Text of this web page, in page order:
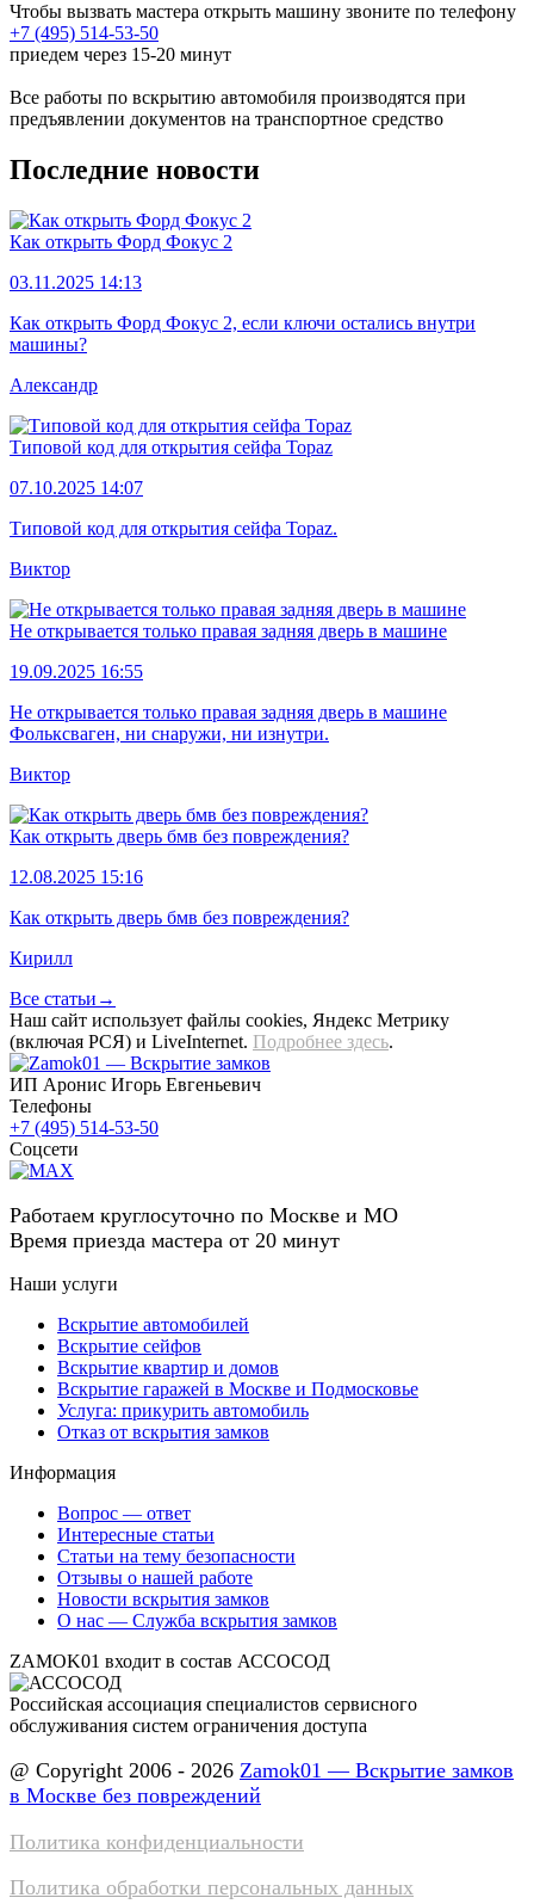
Чтобы вызвать мастера открыть машину звоните по телефону
+7 (495) 514-53-50
приедем через 15-20 минут
Все работы по вскрытию автомобиля производятся при
предъявлении документов на транспортное средство
Последние новости
Как открыть Форд Фокус 2
03.11.2025 14:13
Как открыть Форд Фокус 2, если ключи остались внутри
машины?
Александр
Типовой код для открытия сейфа Topaz
07.10.2025 14:07
Типовой код для открытия сейфа Topaz.
Виктор
Не открывается только правая задняя дверь в машине
19.09.2025 16:55
Не открывается только правая задняя дверь в машине
Фольксваген, ни снаружи, ни изнутри.
Виктор
Как открыть дверь бмв без повреждения?
12.08.2025 15:16
Как открыть дверь бмв без повреждения?
Кирилл
Все статьи→
Наш сайт использует файлы cookies, Яндекс Метрику
(включая РСЯ) и LiveInternet. Подробнее здесь.
ИП Аронис Игорь Евгеньевич
Телефоны
+7 (495) 514-53-50
Соцсети
Работаем круглосуточно по Москве и МО
Время приезда мастера от 20 минут
Наши услуги
Вскрытие автомобилей
Вскрытие сейфов
Вскрытие квартир и домов
Вскрытие гаражей в Москве и Подмосковье
Услуга: прикурить автомобиль
Отказ от вскрытия замков
Информация
Вопрос — ответ
Интересные статьи
Статьи на тему безопасности
Отзывы о нашей работе
Новости вскрытия замков
О нас — Служба вскрытия замков
ZAMOK01 входит в состав АССОСОД
Российская ассоциация специалистов сервисного
обслуживания систем ограничения доступа
@ Copyright 2006 - 2026 Zamok01 — Вскрытие замков
в Москве без повреждений
Политика конфиденциальности
Политика обработки персональных данных